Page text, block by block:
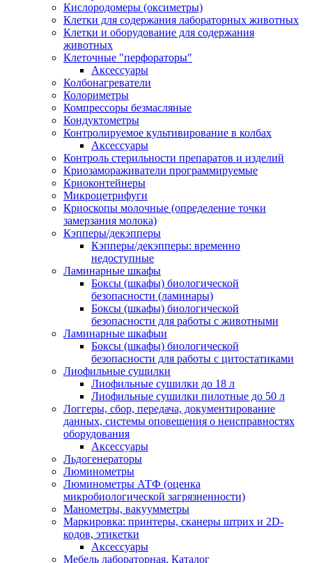
Кислородомеры (оксиметры)
Клетки для содержания лабораторных животных
Клетки и оборудование для содержания
животных
Клеточные "перфораторы"
Аксессуары
Колбонагреватели
Колориметры
Компрессоры безмасляные
Кондуктометры
Контролируемое культивирование в колбах
Аксессуары
Контроль стерильности препаратов и изделий
Криозамораживатели программируемые
Криоконтейнеры
Микроцетрифуги
Криоскопы молочные (определение точки
замерзания молока)
Кэпперы/декэпперы
Кэпперы/декэпперы: временно
недоступные
Ламинарные шкафы
Боксы (шкафы) биологической
безопасности (ламинары)
Боксы (шкафы) биологической
безопасности для работы с животными
Ламинарные шкафыи
Боксы (шкафы) биологической
безопасности для работы с цитостатиками
Лиофильные сушилки
Лиофильные сушилки до 18 л
Лиофильные сушилки пилотные до 50 л
Логгеры, сбор, передача, документирование
данных, системы оповещения о неисправностях
оборудования
Аксессуары
Льдогенераторы
Люминометры
Люминометры АТФ (оценка
микробиологической загрязненности)
Манометры, вакуумметры
Маркировка: принтеры, сканеры штрих и 2D-
кодов, этикетки
Аксессуары
Мебель лабораторная. Каталог